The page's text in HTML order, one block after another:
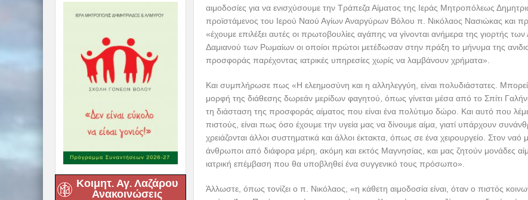
Κοιμητ. Αγ. Λαζάρου
Ανακοινώσεις
αιμοδοσίες για να ενισχύσουμε την Τράπεζα Αίματος της Ιεράς Μητροπόλεως
προϊστάμενος του Ιερού Ναού Αγίων Αναργύρων Βόλου π. Νικόλαος Νασιώκας και
«έχουμε επιλέξει αυτές οι πρωτοβουλίες αγάπης να γίνονται ανήμερα της γιορτής
Δαμιανού των Ρωμαίων οι οποίοι πρώτοι μετέδωσαν στην πράξη το μήνυμα της
προσφοράς παρέχοντας ιατρικές υπηρεσίες χωρίς να λαμβάνουν χρήματα».
Και συμπλήρωσε πως «Η ελεημοσύνη και η αλληλεγγύη, είναι πολυδιάστατες.
μορφή της διάθεσης δωρεάν μερίδων φαγητού, όπως γίνεται μέσα από το Σπίτι
τη διάσταση της προσφοράς αίματος που είναι ένα πολύτιμο δώρο. Και αυτό που
πιστούς, είναι πως όσο έχουμε την υγεία μας να δίνουμε αίμα, γιατί υπάρχουν
χρειάζονται άλλοι συστηματικά και άλλοι έκτακτα, όπως σε ένα χειρουργείο. Στον
άνθρωποι από διάφορα μέρη, ακόμη και εκτός Μαγνησίας, και μας ζητούν μονάδες
ιατρική επέμβαση που θα υποβληθεί ένα συγγενικό τους πρόσωπο».
Άλλωστε, όπως τονίζει ο π. Νικόλαος, «η κάθετη αιμοδοσία είναι, όταν ο πιστός